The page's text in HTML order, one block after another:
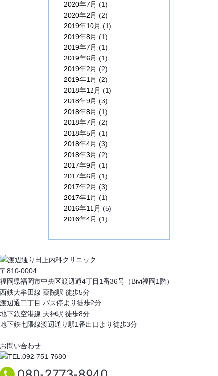
2020年7月 (1)
2020年2月 (2)
2019年10月 (1)
2019年8月 (1)
2019年7月 (1)
2019年6月 (1)
2019年2月 (2)
2019年1月 (2)
2018年12月 (1)
2018年9月 (3)
2018年8月 (1)
2018年7月 (2)
2018年5月 (1)
2018年4月 (3)
2018年3月 (2)
2017年9月 (1)
2017年6月 (1)
2017年2月 (3)
2017年1月 (1)
2016年11月 (5)
2016年4月 (1)
〒810-0004
福岡県福岡市中央区渡辺通4丁目1番36号（Bivi福岡1階）
西鉄大牟田線 薬院駅 徒歩5分
渡辺通二丁目 バス停より徒歩2分
地下鉄空港線 天神駅 徒歩8分
地下鉄七隈線渡辺通り駅1番出口より徒歩3分
お問い合わせ